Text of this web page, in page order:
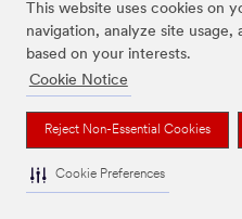
This website uses cookies on
navigation, analyze site
based on your interests.
Cookie Notice
Reject Non-Essential Cookies
Cookie Preferences